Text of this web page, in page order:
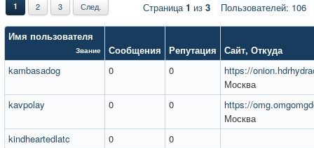
Пользователей: 106
1 2 3 След. Страница1 из 3
Имя пользователя
Звание Сообщения Репутация Сайт, Откуда
kambasadog
0 0
https://
Москва
kavpolay
0 0
https://
Москва
kindheartedlatc
0
0